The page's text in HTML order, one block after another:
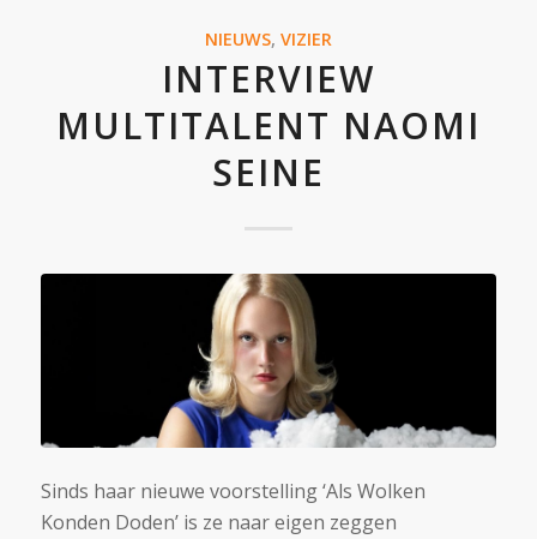
NIEUWS, VIZIER
INTERVIEW
MULTITALENT NAOMI
SEINE
Sinds haar nieuwe voorstelling ‘Als Wolken
Konden Doden’ is ze naar eigen zeggen